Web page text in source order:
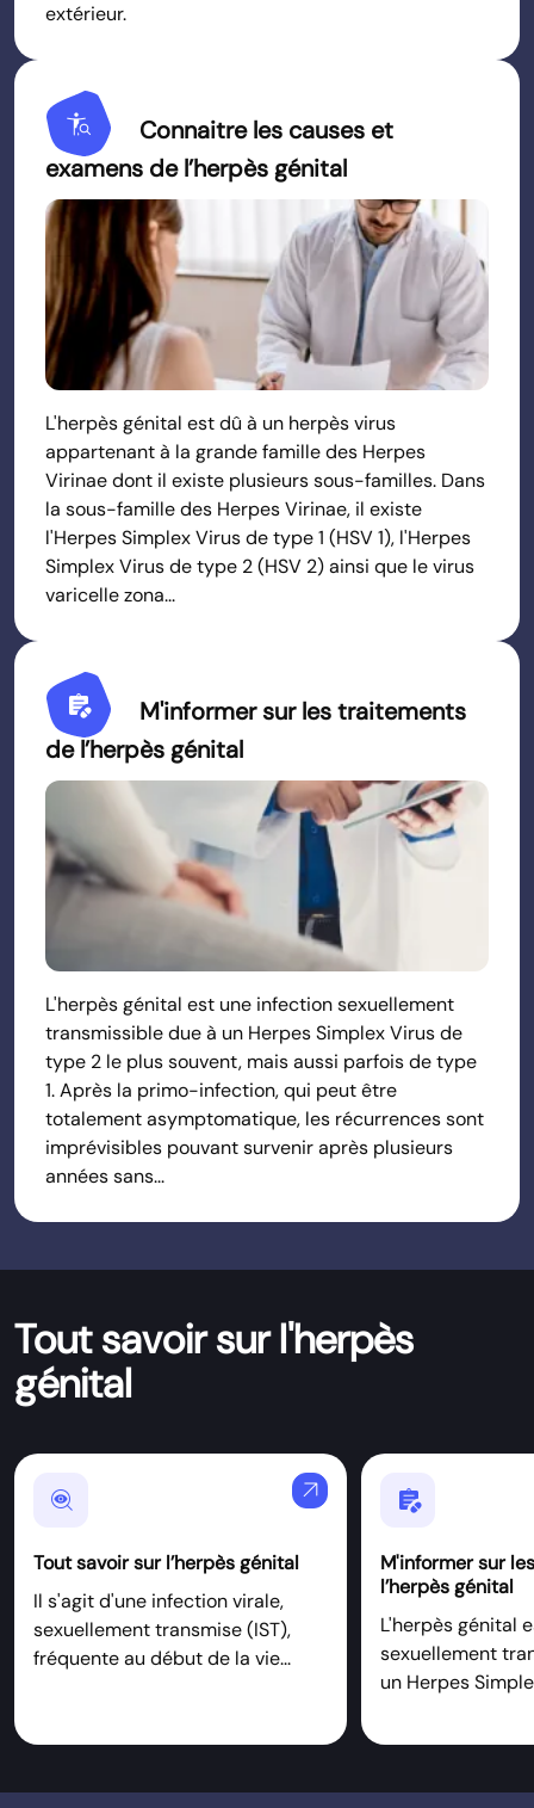
extérieur.
Conditions
Connaitre les causes et
examens de l’herpès génital
L'herpès génital est dû à un herpès virus
appartenant à la grande famille des Herpes
Virinae dont il existe plusieurs sous-familles. Dans
la sous-famille des Herpes Virinae, il existe
l'Herpes Simplex Virus de type 1 (HSV 1), l'Herpes
Simplex Virus de type 2 (HSV 2) ainsi que le virus
varicelle zona...
Prescriptions
M'informer sur les traitements
de l’herpès génital
L'herpès génital est une infection sexuellement
transmissible due à un Herpes Simplex Virus de
type 2 le plus souvent, mais aussi parfois de type
1. Après la primo-infection, qui peut être
totalement asymptomatique, les récurrences sont
imprévisibles pouvant survenir après plusieurs
années sans...
Tout savoir sur l'herpès
génital
Mystery arrow_outward
Tout savoir sur l’herpès génital
Il s'agit d'une infection virale,
sexuellement transmise (IST),
fréquente au début de la vie...
Prescriptions
M'informer sur
l’herpès génital
L'herpès génital
sexuellement
un Herpes